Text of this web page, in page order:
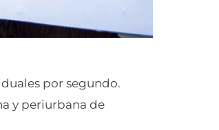
por segundo.
y periurbana de